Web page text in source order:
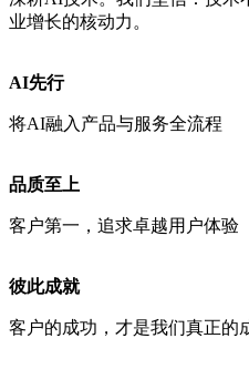
业增长的核动力。
AI先行
将AI融入产品与服务全流程
品质至上
客户第一，追求卓越用户体验
彼此成就
客户的成功，才是我们真正的